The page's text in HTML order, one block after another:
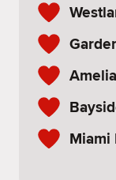
Miami